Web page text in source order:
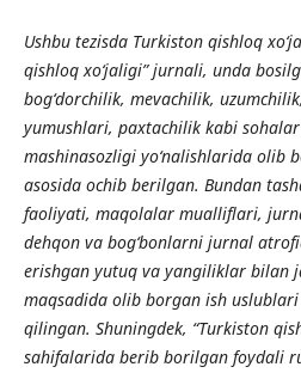
Ushbu tezisda Turkiston qishloq
qishloq xo‘jaligi” jurnali, unda
bog‘dorchilik, mevachilik,
yumushlari, paxtachilik kabi
mashinasozligi yo‘nalishlarida olib
asosida ochib berilgan. Bundan
faoliyati, maqolalar mualliflari,
dehqon va bog‘bonlarni jurnal
erishgan yutuq va yangiliklar bilan
maqsadida olib borgan ish
qilingan. Shuningdek, “Turkiston
sahifalarida berib borilgan foydali